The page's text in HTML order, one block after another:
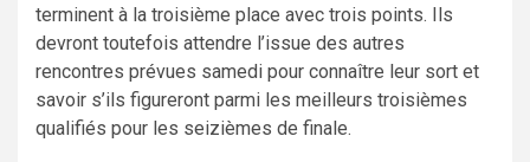
terminent à la troisième place avec trois points. Ils
devront toutefois attendre l’issue des autres
rencontres prévues samedi pour connaître leur sort et
savoir s’ils figureront parmi les meilleurs troisièmes
qualifiés pour les seizièmes de finale.